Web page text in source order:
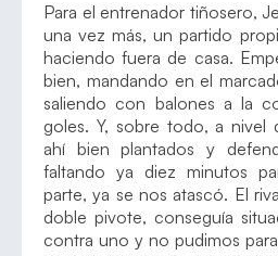
Para el entrenador tiñosero,
una vez más, un partido
haciendo fuera de casa.
bien, mandando en el
saliendo con balones a la
goles. Y, sobre todo, a nivel
ahí bien plantados y
faltando ya diez minutos
parte, ya se nos atascó. El
doble pivote, conseguía
contra uno y no pudimos